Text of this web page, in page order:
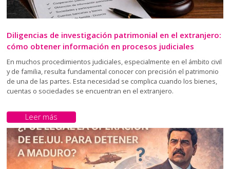
Diligencias de investigación patrimonial en el extranjero:
cómo obtener información en procesos judiciales
En muchos procedimientos judiciales, especialmente en el ámbito civil
y de familia, resulta fundamental conocer con precisión el patrimonio
de una de las partes. Esta necesidad se complica cuando los bienes,
cuentas o sociedades se encuentran en el extranjero.
Leer más